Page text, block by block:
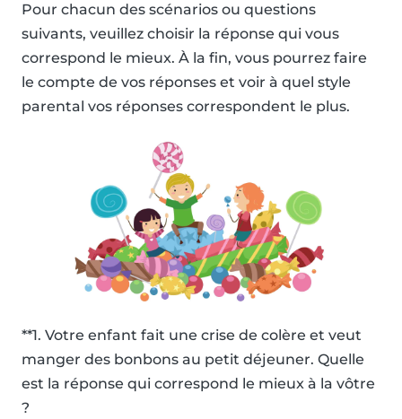
Pour chacun des scénarios ou questions
suivants, veuillez choisir la réponse qui vous
correspond le mieux. À la fin, vous pourrez faire
le compte de vos réponses et voir à quel style
parental vos réponses correspondent le plus.
**1. Votre enfant fait une crise de colère et veut
manger des bonbons au petit déjeuner. Quelle
est la réponse qui correspond le mieux à la vôtre
?